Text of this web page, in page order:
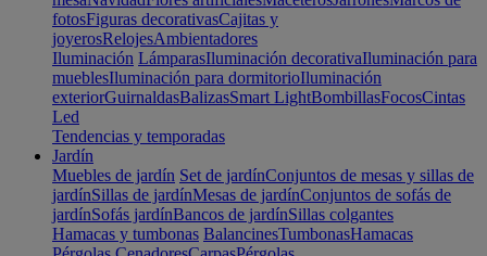
fotosFiguras decorativasCajitas y
joyerosRelojesAmbientadores
Iluminación LámparasIluminación decorativaIluminación para
mueblesIluminación para dormitorioIluminación
exteriorGuirnaldasBalizasSmart LightBombillasFocosCintas
Led
Tendencias y temporadas
Jardín
Muebles de jardín Set de jardínConjuntos de mesas y sillas de
jardínSillas de jardínMesas de jardínConjuntos de sofás de
jardínSofás jardínBancos de jardínSillas colgantes
Hamacas y tumbonas BalancinesTumbonasHamacas